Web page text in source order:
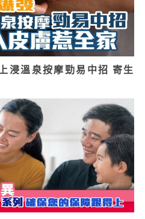
浸溫泉按摩勁易中招 寄生